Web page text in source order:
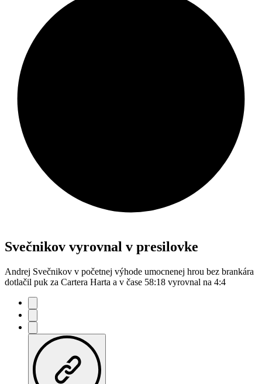
Svečnikov vyrovnal v presilovke
Andrej Svečnikov v početnej výhode umocnenej hrou bez brankára
dotlačil puk za Cartera Harta a v čase 58:18 vyrovnal na 4:4